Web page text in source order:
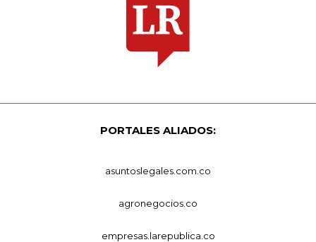
PORTALES ALIADOS:
asuntoslegales.com.co
agronegocios.co
empresas.larepublica.co